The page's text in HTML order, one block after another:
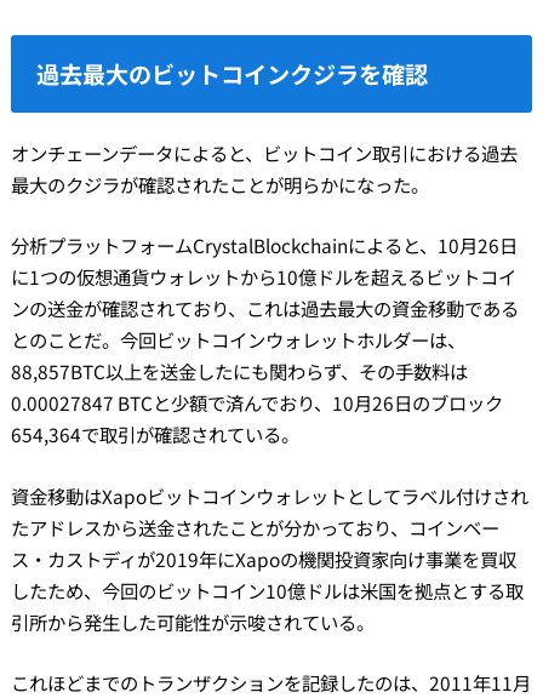
過去最大のビットコインクジラを確認
オンチェーンデータによると、ビットコイン取引における過去
最大のクジラが確認されたことが明らかになった。
分析プラットフォームCrystalBlockchainによると、10月26日
に1つの仮想通貨ウォレットから10億ドルを超えるビットコイ
ンの送金が確認されており、これは過去最大の資金移動である
とのことだ。今回ビットコインウォレットホルダーは、
88,857BTC以上を送金したにも関わらず、その手数料は
0.00027847 BTCと少額で済んでおり、10月26日のブロック
654,364で取引が確認されている。
資金移動はXapoビットコインウォレットとしてラベル付けされ
たアドレスから送金されたことが分かっており、コインベー
ス・カストディが2019年にXapoの機関投資家向け事業を買収
したため、今回のビットコイン10億ドルは米国を拠点とする取
引所から発生した可能性が示唆されている。
これほどまでのトランザクションを記録したのは、2011年11月